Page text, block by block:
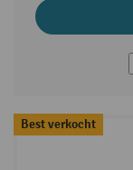
Best verkocht